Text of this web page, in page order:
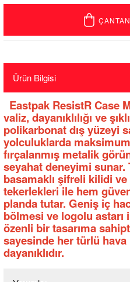
Ürün Bilgisi
Eastpak ResistR Case
valiz, dayanıklılığı ve
polikarbonat dış yüzeyi
yolculuklarda
fırçalanmış metalik
seyahat deneyimi
basamaklı şifreli kilidi
tekerlekleri ile hem
planda tutar. Geniş iç
bölmesi ve logolu
özenli bir tasarıma
sayesinde her türlü
dayanıklıdır.